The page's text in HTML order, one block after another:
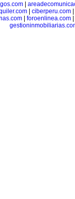
|
ciberperu.com
| foroenlinea.com|